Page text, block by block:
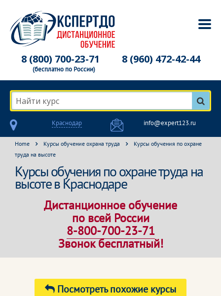
8 (800) 700-23-71
(бесплатно по России)
8 (960) 472-42-44
Найти курс
Краснодар info@expert123.ru
Home Курсы обучение охрана труда
Курсы обучения по охране
труда на высоте
Курсы обучения по охране труда на
высоте в Краснодаре
Дистанционное обучение
по всей России
8-800-700-23-71
Звонок бесплатный!
Посмотреть похожие курсы